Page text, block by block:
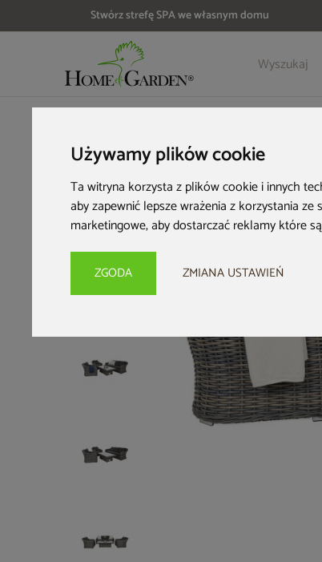
Używamy plików cookie
Ta witryna korzysta z plików cookie i innych
aby zapewnić lepsze wrażenia z korzystania
marketingowe,aby dostarczać reklamy które
ZGODA ZMIANA USTAWIEŃ
Stwórz strefę SPA we własnym domu
Szczegóły Opinie